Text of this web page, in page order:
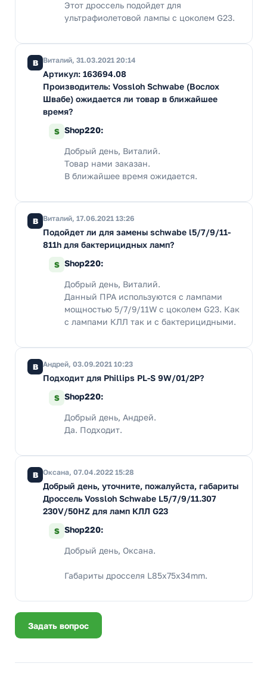
Этот дроссель подойдет для
ультрафиолетовой лампы с цоколем G23.
В Виталий, 31.03.2021 20:14
Артикул: 163694.08
Производитель: Vossloh Schwabe (Вослох
Швабе) ожидается ли товар в ближайшее
время?
S Shop220:
Добрый день, Виталий.
Товар нами заказан.
В ближайшее время ожидается.
В Виталий, 17.06.2021 13:26
Подойдет ли для замены schwabe l5/7/9/11-
811h для бактерицидных ламп?
S Shop220:
Добрый день, Виталий.
Данный ПРА используются с лампами
мощностью 5/7/9/11W с цоколем G23. Как
с лампами КЛЛ так и с бактерицидными.
В Андрей, 03.09.2021 10:23
Подходит для Phillips PL-S 9W/01/2P?
S Shop220:
Добрый день, Андрей.
Да. Подходит.
В Оксана, 07.04.2022 15:28
Добрый день, уточните, пожалуйста, габариты
Дроссель Vossloh Schwabe L5/7/9/11.307
230V/50HZ для ламп КЛЛ G23
S Shop220:
Добрый день, Оксана.
Габариты дросселя L85x75x34mm.
Задать вопрос